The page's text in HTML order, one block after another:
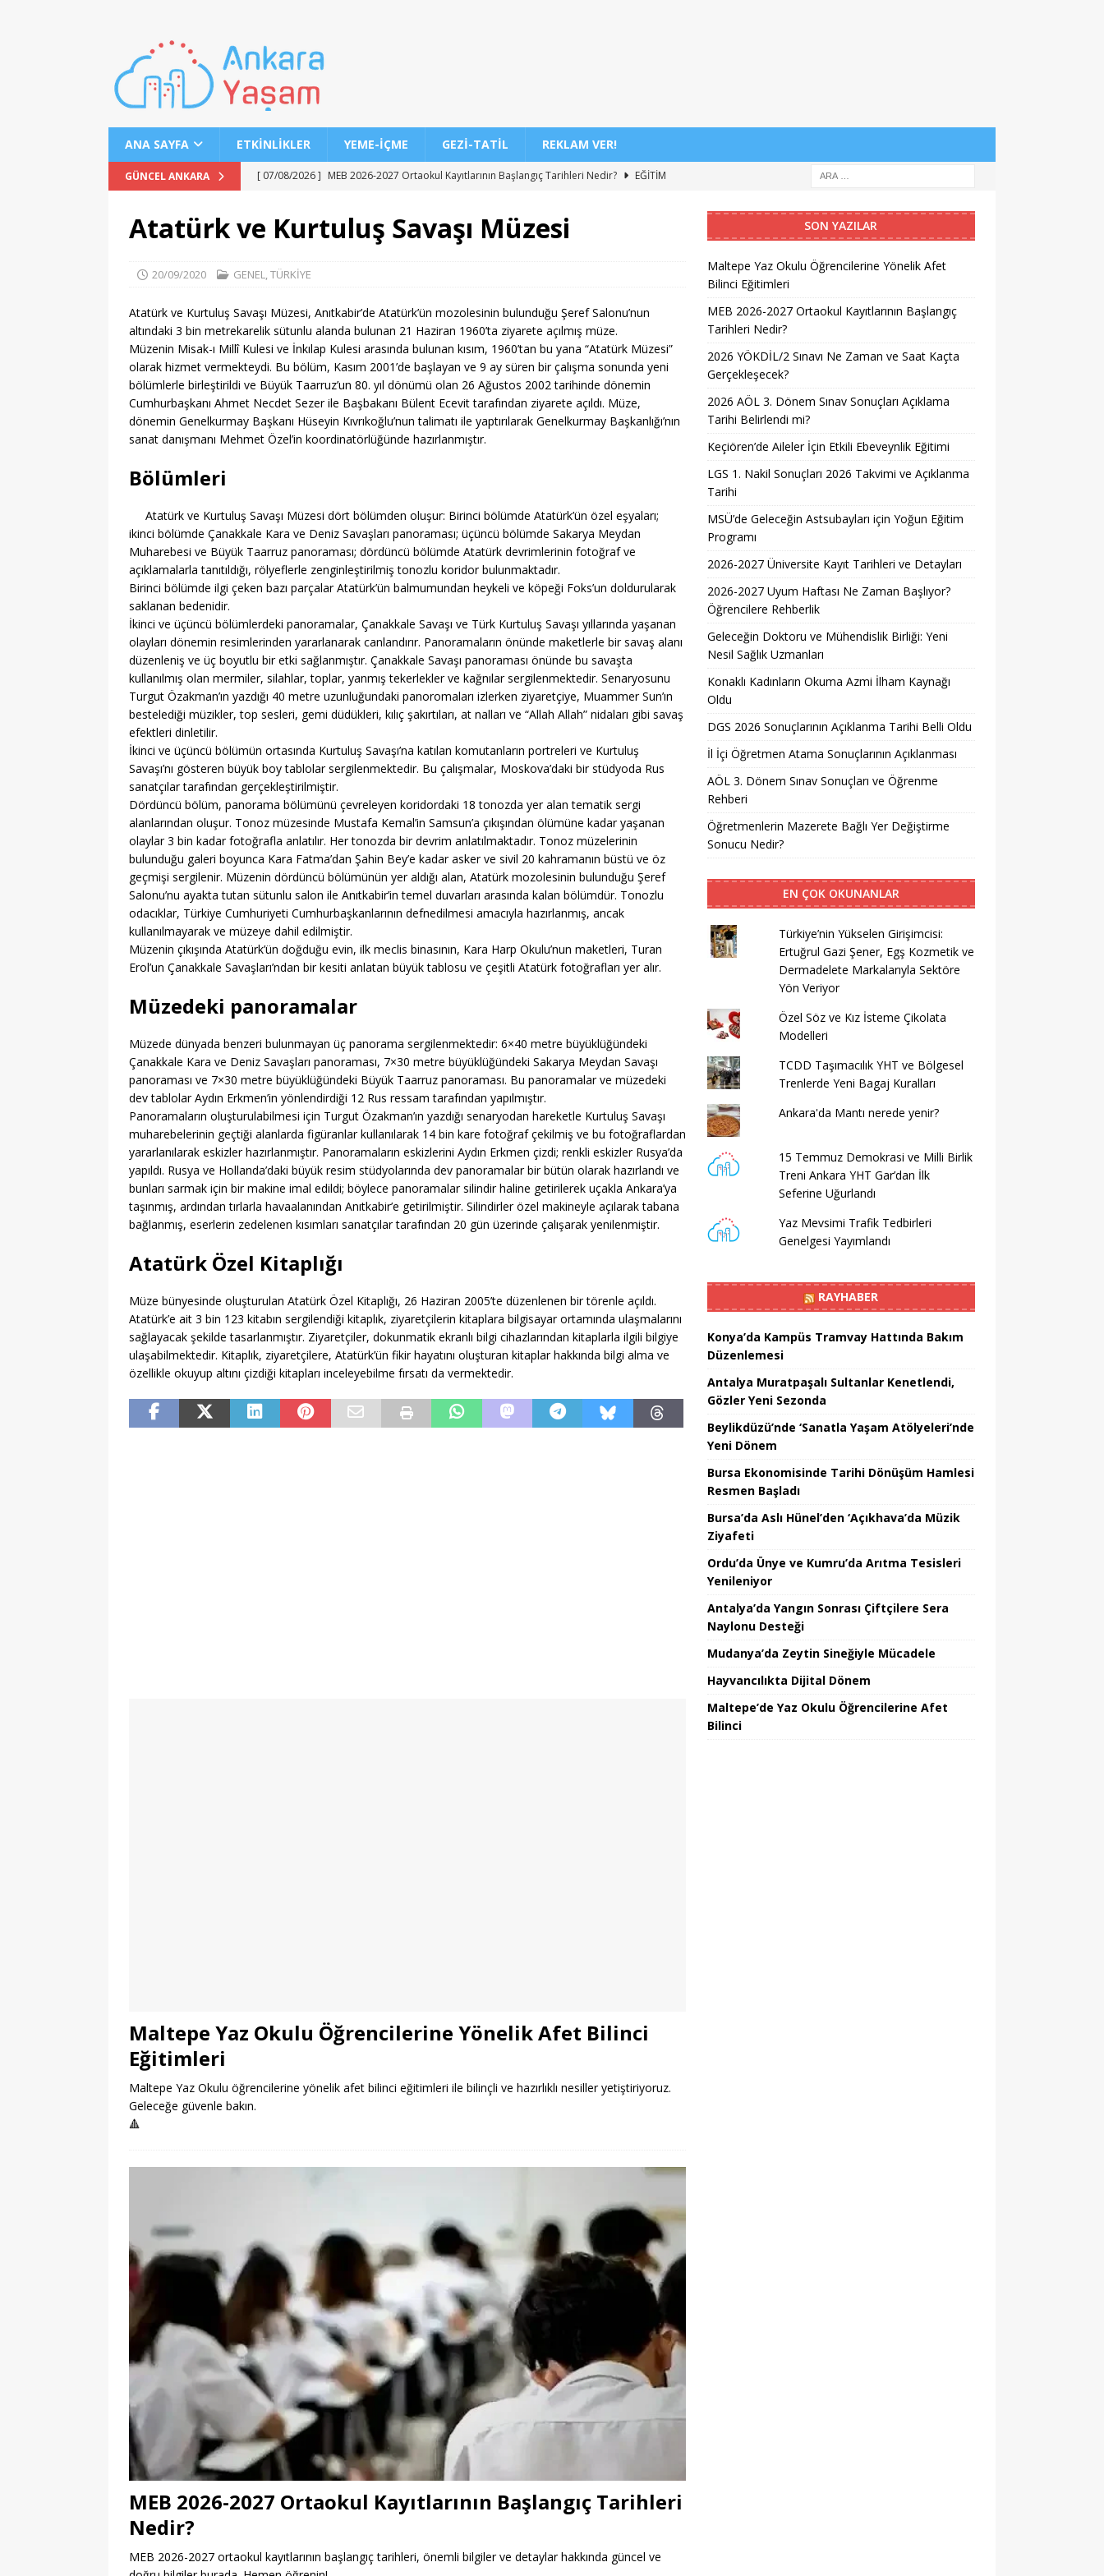
ANA SAYFA ETKINLIKLER YEME-İÇME GEZI-TATIL REKLAM VER!
GÜNCEL ANKARA [ 07/08/2026 ] MEB 2026-2027 Ortaokul Kayıtlarının Başlangıç Tarihleri Nedir?
EĞITIM
[ 07/08/2026 ] 2026 AÖL 3. Dönem Sınav Sonuçları Açıklama Tarihi Belirlendi mi?
[ 07/08/2026 ] LGS 1. Nakil Sonuçları 2026 Takvimi ve Açıklanma Tarihi
EĞITIM
[ 07/08/2026 ]
MSÜ’de Geleceğin Astsubayları için Yoğun Eğitim Programı
EĞITIM
[ 06/08/2026 ] 2026-2027 Üniversite Kayıt Tarihleri ve Detayları
EĞITIM
[ 06/08/2026 ] 2026-2027 Uyum Haftası Ne Zaman Başlıyor? Öğrencilere Rehberlik
EĞITIM
[ 06/08/2026 ] Konaklı Kadınların Okuma Azmi İlham Kaynağı Oldu
EĞITIM
[ 06/08/2026 ] DGS 2026 Sonuçlarının Açıklanma Tarihi Belli Oldu
EĞITIM
[ 06/08/2026 ] İl İçi Öğretmen Atama Sonuçlarının Açıklanması
[ 06/08/2026 ] AÖL 3. Dönem Sınav Sonuçları ve Öğrenme Rehberi
EĞITIM
[ 06/08/2026 ] Öğretmenlerin Mazerete Bağlı Yer Değiştirme Sonucu Nedir?
EĞITIM
[ 07/08/2026 ] Maltepe Yaz Okulu Öğrencilerine Yönelik Afet Bilinci Eğitimleri EĞITIM
Atatürk ve Kurtuluş Savaşı Müzesi
20/09/2020 GENEL,TÜRKİYE
Atatürk ve Kurtuluş Savaşı Müzesi, Anıtkabir’de Atatürk’ün mozolesinin bulunduğu Şeref Salonu’nun
altındaki 3 bin metrekarelik sütunlu alanda bulunan 21 Haziran 1960’ta ziyarete açılmış müze.
Müzenin Misak-ı Millî Kulesi ve İnkılap Kulesi arasında bulunan kısım, 1960’tan bu yana “Atatürk Müzesi”
olarak hizmet vermekteydi. Bu bölüm, Kasım 2001’de başlayan ve 9 ay süren bir çalışma sonunda yeni
bölümlerle birleştirildi ve Büyük Taarruz’un 80. yıl dönümü olan 26 Ağustos 2002 tarihinde dönemin
Cumhurbaşkanı Ahmet Necdet Sezer ile Başbakanı Bülent Ecevit tarafından ziyarete açıldı. Müze,
dönemin Genelkurmay Başkanı Hüseyin Kıvrıkoğlu’nun talimatı ile yaptırılarak Genelkurmay Başkanlığı’nın
sanat danışmanı Mehmet Özel’in koordinatörlüğünde hazırlanmıştır.
Bölümleri
Atatürk ve Kurtuluş Savaşı Müzesi dört bölümden oluşur: Birinci bölümde Atatürk’ün özel eşyaları;
ikinci bölümde Çanakkale Kara ve Deniz Savaşları panoraması; üçüncü bölümde Sakarya Meydan
Muharebesi ve Büyük Taarruz panoraması; dördüncü bölümde Atatürk devrimlerinin fotoğraf ve
açıklamalarla tanıtıldığı, rölyeflerle zenginleştirilmiş tonozlu koridor bulunmaktadır.
Birinci bölümde ilgi çeken bazı parçalar Atatürk’ün balmumundan heykeli ve köpeği Foks’un doldurularak
saklanan bedenidir.
İkinci ve üçüncü bölümlerdeki panoramalar, Çanakkale Savaşı ve Türk Kurtuluş Savaşı yıllarında yaşanan
olayları dönemin resimlerinden yararlanarak canlandırır. Panoramaların önünde maketlerle bir savaş alanı
düzenleniş ve üç boyutlu bir etki sağlanmıştır. Çanakkale Savaşı panoraması önünde bu savaşta
kullanılmış olan mermiler, silahlar, toplar, yanmış tekerlekler ve kağnılar sergilenmektedir. Senaryosunu
Turgut Özakman’ın yazdığı 40 metre uzunluğundaki panoromaları izlerken ziyaretçiye, Muammer Sun’ın
bestelediği müzikler, top sesleri, gemi düdükleri, kılıç şakırtıları, at nalları ve “Allah Allah” nidaları gibi savaş
efektleri dinletilir.
İkinci ve üçüncü bölümün ortasında Kurtuluş Savaşı’na katılan komutanların portreleri ve Kurtuluş
Savaşı’nı gösteren büyük boy tablolar sergilenmektedir. Bu çalışmalar, Moskova’daki bir stüdyoda Rus
sanatçılar tarafından gerçekleştirilmiştir.
Dördüncü bölüm, panorama bölümünü çevreleyen koridordaki 18 tonozda yer alan tematik sergi
alanlarından oluşur. Tonoz müzesinde Mustafa Kemal’in Samsun’a çıkışından ölümüne kadar yaşanan
olaylar 3 bin kadar fotoğrafla anlatılır. Her tonozda bir devrim anlatılmaktadır. Tonoz müzelerinin
bulunduğu galeri boyunca Kara Fatma’dan Şahin Bey’e kadar asker ve sivil 20 kahramanın büstü ve öz
geçmişi sergilenir. Müzenin dördüncü bölümünün yer aldığı alan, Atatürk mozolesinin bulunduğu Şeref
Salonu’nu ayakta tutan sütunlu salon ile Anıtkabir’in temel duvarları arasında kalan bölümdür. Tonozlu
odacıklar, Türkiye Cumhuriyeti Cumhurbaşkanlarının defnedilmesi amacıyla hazırlanmış, ancak
kullanılmayarak ve müzeye dahil edilmiştir.
Müzenin çıkışında Atatürk’ün doğduğu evin, ilk meclis binasının, Kara Harp Okulu’nun maketleri, Turan
Erol’un Çanakkale Savaşları’ndan bir kesiti anlatan büyük tablosu ve çeşitli Atatürk fotoğrafları yer alır.
Müzedeki panoramalar
Müzede dünyada benzeri bulunmayan üç panorama sergilenmektedir: 6×40 metre büyüklüğündeki
Çanakkale Kara ve Deniz Savaşları panoraması, 7×30 metre büyüklüğündeki Sakarya Meydan Savaşı
panoraması ve 7×30 metre büyüklüğündeki Büyük Taarruz panoraması. Bu panoramalar ve müzedeki
dev tablolar Aydın Erkmen’in yönlendirdiği 12 Rus ressam tarafından yapılmıştır.
Panoramaların oluşturulabilmesi için Turgut Özakman’ın yazdığı senaryodan hareketle Kurtuluş Savaşı
muharebelerinin geçtiği alanlarda figüranlar kullanılarak 14 bin kare fotoğraf çekilmiş ve bu fotoğraflardan
yararlanılarak eskizler hazırlanmıştır. Panoramaların eskizlerini Aydın Erkmen çizdi; renkli eskizler Rusya’da
yapıldı. Rusya ve Hollanda’daki büyük resim stüdyolarında dev panoramalar bir bütün olarak hazırlandı ve
bunları sarmak için bir makine imal edildi; böylece panoramalar silindir haline getirilerek uçakla Ankara’ya
taşınmış, ardından tırlarla havaalanından Anıtkabir’e getirilmiştir. Silindirler özel makineyle açılarak tabana
bağlanmış, eserlerin zedelenen kısımları sanatçılar tarafından 20 gün üzerinde çalışarak yenilenmiştir.
Atatürk Özel Kitaplığı
Müze bünyesinde oluşturulan Atatürk Özel Kitaplığı, 26 Haziran 2005’te düzenlenen bir törenle açıldı.
Atatürk’e ait 3 bin 123 kitabın sergilendiği kitaplık, ziyaretçilerin kitaplara bilgisayar ortamında ulaşmalarını
sağlayacak şekilde tasarlanmıştır. Ziyaretçiler, dokunmatik ekranlı bilgi cihazlarından kitaplarla ilgili bilgiye
ulaşabilmektedir. Kitaplık, ziyaretçilere, Atatürk’ün fikir hayatını oluşturan kitaplar hakkında bilgi alma ve
özellikle okuyup altını çizdiği kitapları inceleyebilme fırsatı da vermektedir.
Maltepe Yaz Okulu Öğrencilerine Yönelik Afet Bilinci
Eğitimleri
Maltepe Yaz Okulu öğrencilerine yönelik afet bilinci eğitimleri ile bilinçli ve hazırlıklı nesiller yetiştiriyoruz.
Geleceğe güvenle bakın.
🔺
MEB 2026-2027 Ortaokul Kayıtlarının Başlangıç Tarihleri
Nedir?
MEB 2026-2027 ortaokul kayıtlarının başlangıç tarihleri, önemli bilgiler ve detaylar hakkında güncel ve
SON YAZILAR
Maltepe Yaz Okulu Öğrencilerine Yönelik Afet
Bilinci Eğitimleri
MEB 2026-2027 Ortaokul Kayıtlarının Başlangıç
Tarihleri Nedir?
2026 YÖKDİL/2 Sınavı Ne Zaman ve Saat Kaçta
Gerçekleşecek?
2026 AÖL 3. Dönem Sınav Sonuçları Açıklama
Tarihi Belirlendi mi?
Keçiören’de Aileler İçin Etkili Ebeveynlik Eğitimi
LGS 1. Nakil Sonuçları 2026 Takvimi ve Açıklanma
Tarihi
MSÜ’de Geleceğin Astsubayları için Yoğun Eğitim
Programı
2026-2027 Üniversite Kayıt Tarihleri ve Detayları
2026-2027 Uyum Haftası Ne Zaman Başlıyor?
Öğrencilere Rehberlik
Geleceğin Doktoru ve Mühendislik Birliği: Yeni
Nesil Sağlık Uzmanları
Konaklı Kadınların Okuma Azmi İlham Kaynağı
Oldu
DGS 2026 Sonuçlarının Açıklanma Tarihi Belli Oldu
İl İçi Öğretmen Atama Sonuçlarının Açıklanması
AÖL 3. Dönem Sınav Sonuçları ve Öğrenme
Rehberi
Öğretmenlerin Mazerete Bağlı Yer Değiştirme
Sonucu Nedir?
EN ÇOK OKUNANLAR
Türkiye’nin Yükselen Girişimcisi:
Ertuğrul Gazi Şener, Egş Kozmetik ve
Dermadelete Markalarıyla Sektöre
Yön Veriyor
Özel Söz ve Kız İsteme Çikolata
Modelleri
TCDD Taşımacılık YHT ve Bölgesel
Trenlerde Yeni Bagaj Kuralları
Ankara'da Mantı nerede yenir?
15 Temmuz Demokrasi ve Milli Birlik
Treni Ankara YHT Gar’dan İlk
Seferine Uğurlandı
Yaz Mevsimi Trafik Tedbirleri
Genelgesi Yayımlandı
RAYHABER
Konya’da Kampüs Tramvay Hattında Bakım
Düzenlemesi
Antalya Muratpaşalı Sultanlar Kenetlendi,
Gözler Yeni Sezonda
Beylikdüzü’nde ‘Sanatla Yaşam Atölyeleri’nde
Yeni Dönem
Bursa Ekonomisinde Tarihi Dönüşüm Hamlesi
Resmen Başladı
Bursa’da Aslı Hünel’den ‘Açıkhava’da Müzik
Ziyafeti
Ordu’da Ünye ve Kumru’da Arıtma Tesisleri
Yenileniyor
Antalya’da Yangın Sonrası Çiftçilere Sera
Naylonu Desteği
Mudanya’da Zeytin Sineğiyle Mücadele
Hayvancılıkta Dijital Dönem
Maltepe’de Yaz Okulu Öğrencilerine Afet
Bilinci